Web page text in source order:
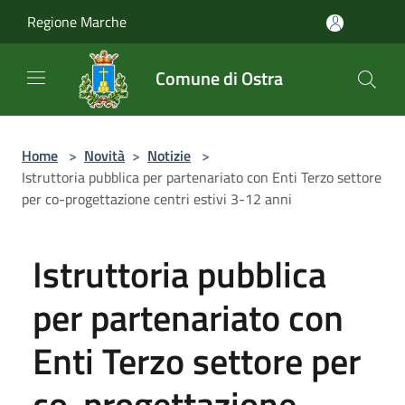
Regione Marche
Comune di Ostra
Home > Novità > Notizie >
Istruttoria pubblica per partenariato con Enti Terzo settore
per co-progettazione centri estivi 3-12 anni
Istruttoria pubblica
per partenariato con
Enti Terzo settore per